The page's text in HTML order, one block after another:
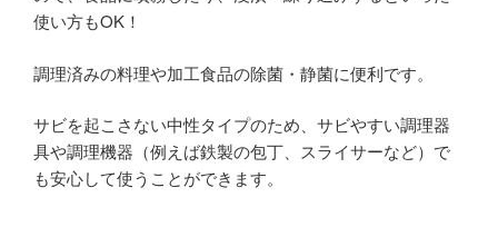
使い方もOK！
調理済みの料理や加工食品の除菌・静菌に便利です。
サビを起こさない中性タイプのため、サビやすい調理器
具や調理機器（例えば鉄製の包丁、スライサーなど）で
も安心して使うことができます。